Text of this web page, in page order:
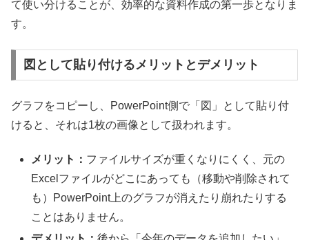
て使い分けることが、効率的な資料作成の第一歩となりま
す。
図として貼り付けるメリットとデメリット
グラフをコピーし、PowerPoint側で「図」として貼り付
けると、それは1枚の画像として扱われます。
メリット： ファイルサイズが重くなりにくく、元の
Excelファイルがどこにあっても（移動や削除されて
も）PowerPoint上のグラフが消えたり崩れたりする
ことはありません。